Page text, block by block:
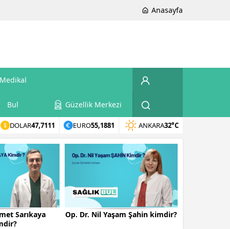
Anasayfa
Medikal
Bul Güzellik Merkezi
DOLAR47,7111 EURO55,1881 ANKARA32°C
Sarıkaya
Op. Dr. Nil Yaşam Şahin kimdir?